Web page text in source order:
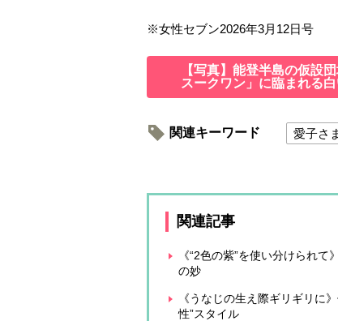
※女性セブン2026年3月 12日号
【写真】能登半島の仮設
スークワン」に臨まれる
関連キーワード 愛子さ
関連記事
《“2色の紫”を使い分けられ
の妙
《うなじの生え際ギリギリに
性”スタイル